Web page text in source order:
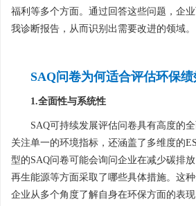
福利等多个方面。通过回答这些问题，企
我诊断报告，从而识别出需要改进的领域。
SAQ问卷为何适合评估环保绩
1.全面性与系统性
SAQ可持续发展评估问卷具有高度的
关注单一的环境指标，还涵盖了多维度的
型的SAQ问卷可能会询问企业在减少碳排
再生能源等方面采取了哪些具体措施。这
企业从多个角度了解自身在环保方面的表